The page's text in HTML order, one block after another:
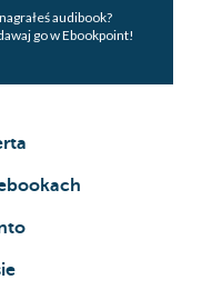
audibook?
go w Ebookpoint!